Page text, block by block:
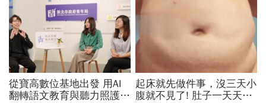
從寶高數位基地出發 用AI
翻轉語文教育與聽力照護，
起床就先做件事，沒三天小
腹就不見了! 肚子一天天變